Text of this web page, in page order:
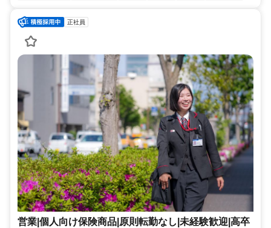
正社員
営業|個人向け保険商品|原則転勤なし|未経験歓迎|高卒